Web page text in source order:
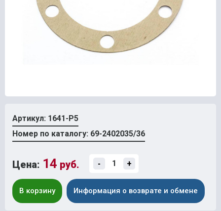
Артикул: 1641-Р5
Номер по каталогу: 69-2402035/36
Цена: 14 руб. - +
В корзину Информация о возврате и обмене